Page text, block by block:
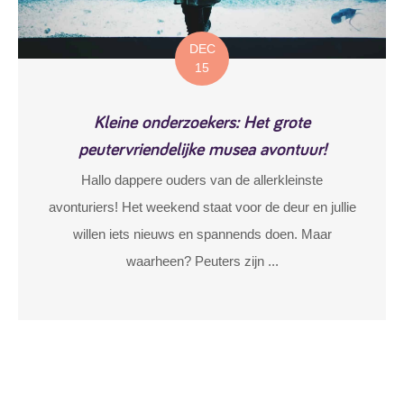
DEC
15
Kleine onderzoekers: Het grote
peutervriendelijke musea avontuur!
Hallo dappere ouders van de allerkleinste
avonturiers! Het weekend staat voor de deur en jullie
willen iets nieuws en spannends doen. Maar
waarheen? Peuters zijn ...